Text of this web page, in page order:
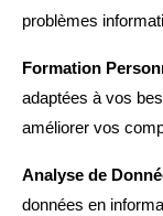
problèmes
Formation
adaptées à vos
améliorer vos
Analyse de
données en